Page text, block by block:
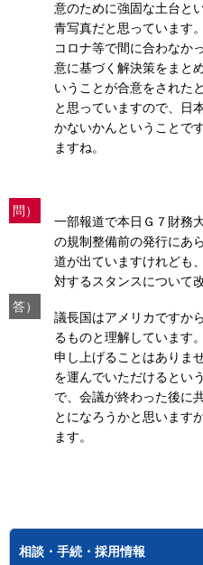
意のために強固な土台と
青写真だと思っています
コロナ等で間に合わなか
意に基づく解決策をまと
いうことが合意をされた
と思っていますので、日
かないかんということで
ますね。
問）
一部報道で本日Ｇ７財務
の規制整備前の発行にあ
道が出ていますけれども
対するスタンスについて
答）
議長国はアメリカですか
るものと理解しています
申し上げることはありま
を運んでいただけるとい
で、会議が終わった後に
とになろうかと思います
ます。
相談・手続・採用情報